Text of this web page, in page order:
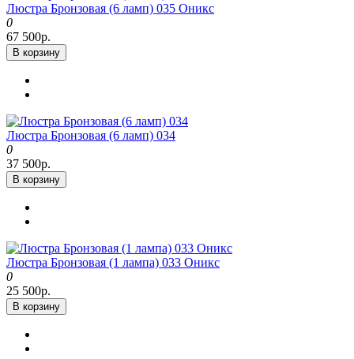
Люстра Бронзовая (6 ламп) 035 Оникс
0
67 500р.
В корзину
Люстра Бронзовая (6 ламп) 034
0
37 500р.
В корзину
Люстра Бронзовая (1 лампа) 033 Оникс
0
25 500р.
В корзину